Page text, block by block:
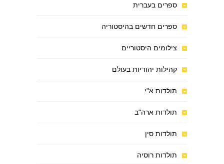
ספרים בעברית
ספרים חדשים בהיסטוריה
צילומים היסטוריים
קהילות יהודיות בעולם
תולדות א"י
תולדות ארה"ב
תולדות סין
תולדות רוסיה